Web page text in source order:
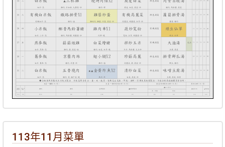
113年11月菜單